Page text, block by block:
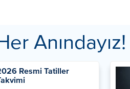
Anındayız!
Resmi Tatiller